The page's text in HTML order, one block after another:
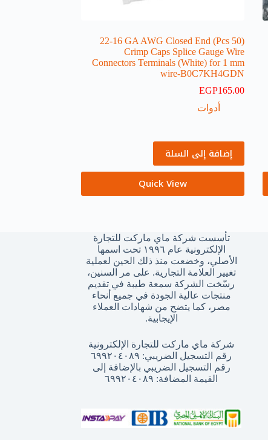
(50 Pcs) 22-16 GA AWG Closed End
Crimp Caps Splice Gauge Wire
Connectors Terminals (White) for 1 mm
wire-B0C7KH4GDN
EGP165.00
أدوات
إضافة إلى السلة
Quick View
تأسست شركة ماي ماركت للتجارة
الإلكترونية عام ١٩٩٦ تحت اسمها
الأصلي، وخضعت منذ ذلك الحين لعملية
تغيير العلامة التجارية. على مر السنين،
رسّخت الشركة سمعة طيبة في تقديم
منتجات عالية الجودة في جميع أنحاء
مصر، كما يتضح من شهادات العملاء
الإيجابية.
شركة ماي ماركت للتجارة الإلكترونية
رقم التسجيل الضريبي: ٦٩٩٢٠٤٠٨٩
رقم التسجيل الضريبي بالإضافة إلى
القيمة المضافة: ٦٩٩٢٠٤٠٨٩